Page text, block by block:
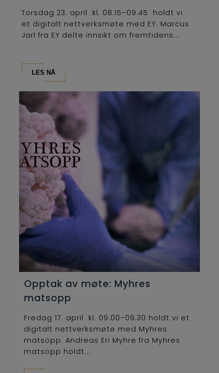
Torsdag 23. april kl. 08.15–09.45 holdt vi
et digitalt nettverksmøte med EY. Marcus
Jarl fra EY delte innsikt om fremtidens...
LES NÅ
Opptak av møte: Myhres
matsopp
Fredag 17. april kl. 09.00–09.30 holdt vi et
digitalt nettverksmøte med Myhres
matsopp. Andreas Eri Myhre fra Myhres
matsopp holdt...